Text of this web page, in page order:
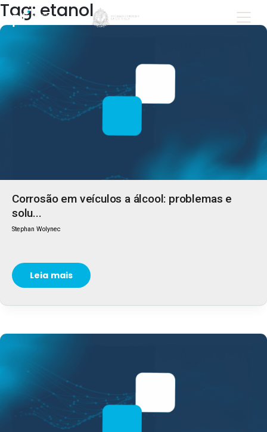
Tag: etanol
Corrosão em veículos a álcool: problemas e
solu...
Stephan Wolynec
Leia mais